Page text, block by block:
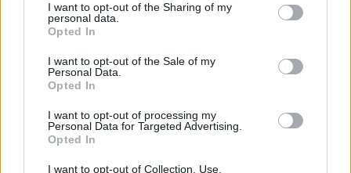
I want to opt-out of the Sharing of my
personal data.
Opted In
I want to opt-out of the Sale of my
Personal Data.
Opted In
I want to opt-out of processing my
Personal Data for Targeted Advertising.
Opted In
I want to opt-out of Collection, Use,
SHOW
22.03.17. 19:00
U PROZIRNOJ HALJINI I BEZ GRUDNJAKA: Dara
objavila fotografiju i ZAPALILA INTERNET!
Saznaj više